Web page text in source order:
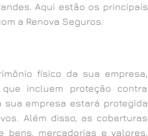
Aqui estão os principais
a Renova Seguros.
físico da sua empresa,
incluem proteção contra
sua empresa estará protegida
Além disso, as coberturas
mercadorias e valores,